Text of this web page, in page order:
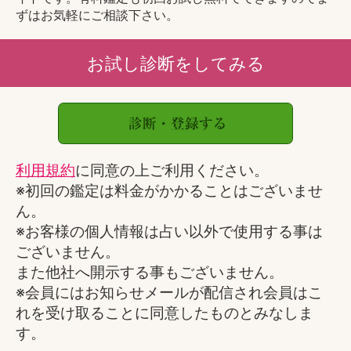
ずはお気軽にご相談下さい。
お試し診断をしてみる
利用規約に同意の上ご利用ください。
※初回の鑑定は料金がかかることはございませ
ん。
※お客様の個人情報は占い以外で使用する事は
ございません。
また他社へ開示する事もございません。
※会員にはお知らせメールが配信され会員はこ
れを受け取ることに同意したものとみなしま
す。